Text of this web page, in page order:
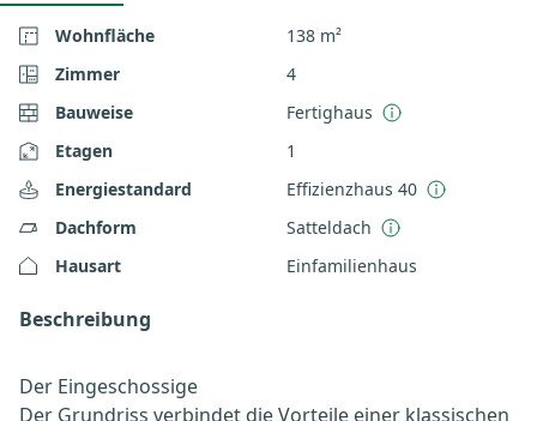
Wohnfläche
138 m²
Zimmer
4
Bauweise
Fertighaus
Etagen
1
Energiestandard
Effizienzhaus 40
Dachform
Satteldach
Hausart
Einfamilienhaus
Beschreibung
Der Eingeschossige
Der Grundriss verbindet die Vorteile einer klassischen